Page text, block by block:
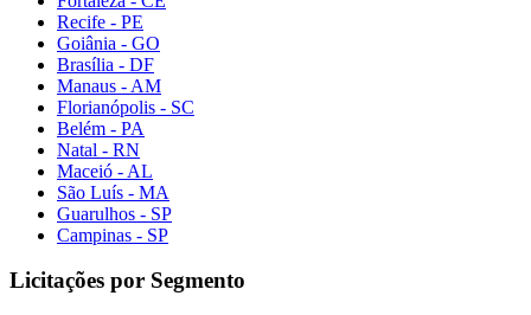
Recife - PE
Goiânia - GO
Brasília - DF
Manaus - AM
Florianópolis - SC
Belém - PA
Natal - RN
Maceió - AL
São Luís - MA
Guarulhos - SP
Campinas - SP
Licitações por Segmento